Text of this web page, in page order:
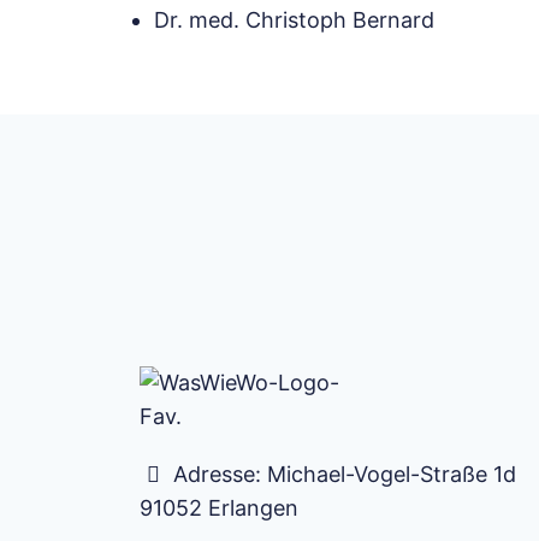
Dr. med. Christoph Bernard
Adresse: Michael-Vogel-Straße 1d
91052 Erlangen